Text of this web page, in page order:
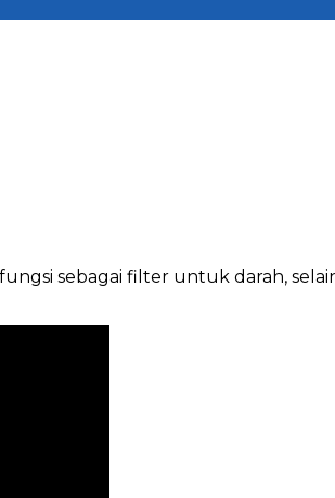
sebagai filter untuk darah,